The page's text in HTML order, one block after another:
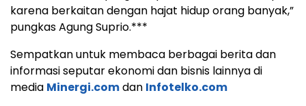
karena berkaitan dengan hajat hidup orang banyak,”
pungkas Agung Suprio.***
Sempatkan untuk membaca berbagai berita dan
informasi seputar ekonomi dan bisnis lainnya di
media Minergi.comdan Infotelko.com